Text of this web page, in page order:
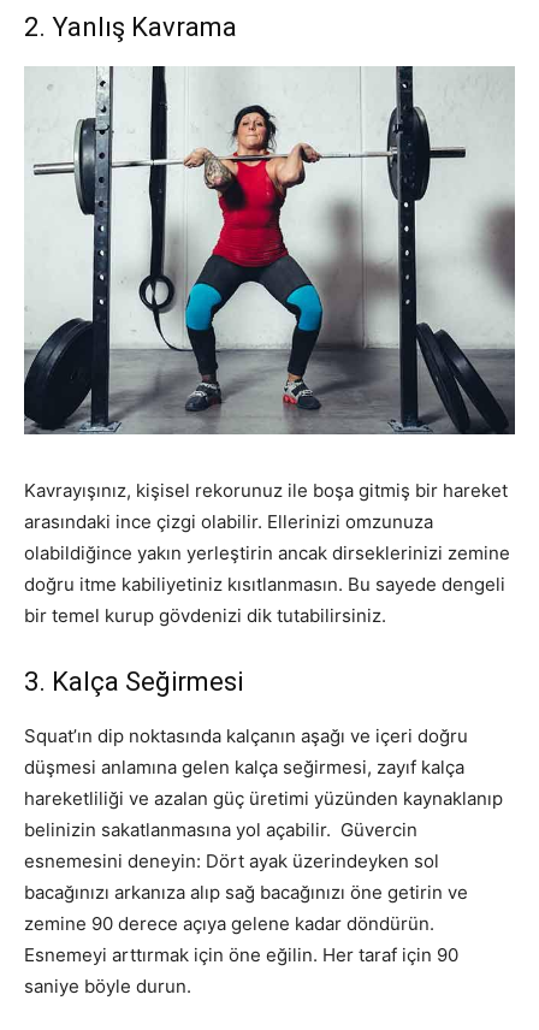
2. Yanlış Kavrama
Kavrayışınız, kişisel rekorunuz ile boşa gitmiş bir hareket
arasındaki ince çizgi olabilir. Ellerinizi omzunuza
olabildiğince yakın yerleştirin ancak dirseklerinizi zemine
doğru itme kabiliyetiniz kısıtlanmasın. Bu sayede dengeli
bir temel kurup gövdenizi dik tutabilirsiniz.
3. Kalça Seğirmesi
Squat’ın dip noktasında kalçanın aşağı ve içeri doğru
düşmesi anlamına gelen kalça seğirmesi, zayıf kalça
hareketliliği ve azalan güç üretimi yüzünden kaynaklanıp
belinizin sakatlanmasına yol açabilir. Güvercin
esnemesini deneyin: Dört ayak üzerindeyken sol
bacağınızı arkanıza alıp sağ bacağınızı öne getirin ve
zemine 90 derece açıya gelene kadar döndürün.
Esnemeyi arttırmak için öne eğilin. Her taraf için 90
saniye böyle durun.